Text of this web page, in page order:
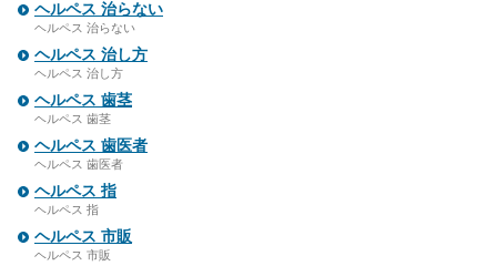
ヘルペス 治らない
ヘルペス 治らない
ヘルペス 治し方
ヘルペス 治し方
ヘルペス 歯茎
ヘルペス 歯茎
ヘルペス 歯医者
ヘルペス 歯医者
ヘルペス 指
ヘルペス 指
ヘルペス 市販
ヘルペス 市販